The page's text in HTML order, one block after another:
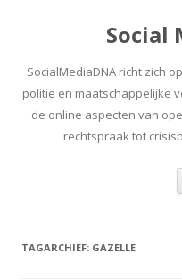
Social
SocialMediaDNA richt zich
politie en maatschappelijke
de online aspecten van
rechtspraak tot
TAGARCHIEF: GAZELLE